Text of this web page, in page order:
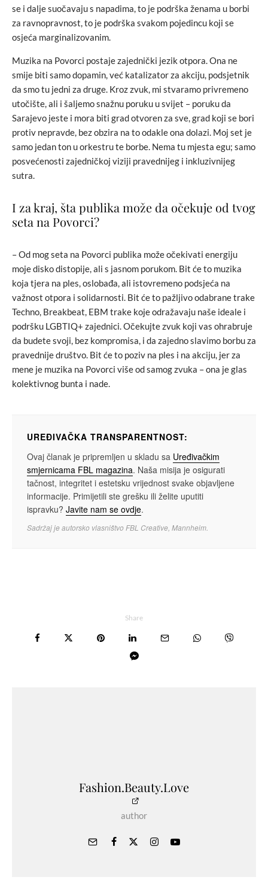
se i dalje suočavaju s napadima, to je podrška ženama u borbi
za ravnopravnost, to je podrška svakom pojedincu koji se
osjeća marginalizovanim.
Muzika na Povorci postaje zajednički jezik otpora. Ona ne
smije biti samo dopamin, već katalizator za akciju, podsjetnik
da smo tu jedni za druge. Kroz zvuk, mi stvaramo privremeno
utočište, ali i šaljemo snažnu poruku u svijet – poruku da
Sarajevo jeste i mora biti grad otvoren za sve, grad koji se bori
protiv nepravde, bez obzira na to odakle ona dolazi. Moj set je
samo jedan ton u orkestru te borbe. Nema tu mjesta egu; samo
posvećenosti zajedničkoj viziji pravednijeg i inkluzivnijeg
sutra.
I za kraj, šta publika može da očekuje od tvog
seta na Povorci?
– Od mog seta na Povorci publika može očekivati energiju
moje disko distopije, ali s jasnom porukom. Bit će to muzika
koja tjera na ples, oslobađa, ali istovremeno podsjeća na
važnost otpora i solidarnosti. Bit će to pažljivo odabrane trake
Techno, Breakbeat, EBM trake koje odražavaju naše ideale i
podršku LGBTIQ+ zajednici. Očekujte zvuk koji vas ohrabruje
da budete svoji, bez kompromisa, i da zajedno slavimo borbu za
pravednije društvo. Bit će to poziv na ples i na akciju, jer za
mene je muzika na Povorci više od samog zvuka – ona je glas
kolektivnog bunta i nade.
UREĐIVAČKA TRANSPARENTNOST:
Ovaj članak je pripremljen u skladu sa Uređivačkim
smjernicama FBL magazina. Naša misija je osigurati
tačnost, integritet i estetsku vrijednost svake objavljene
informacije. Primijetili ste grešku ili želite uputiti
ispravku? Javite nam se ovdje.
Sadržaj je autorsko vlasništvo FBL Creative, Mannheim.
Share
Fashion.Beauty.Love
author